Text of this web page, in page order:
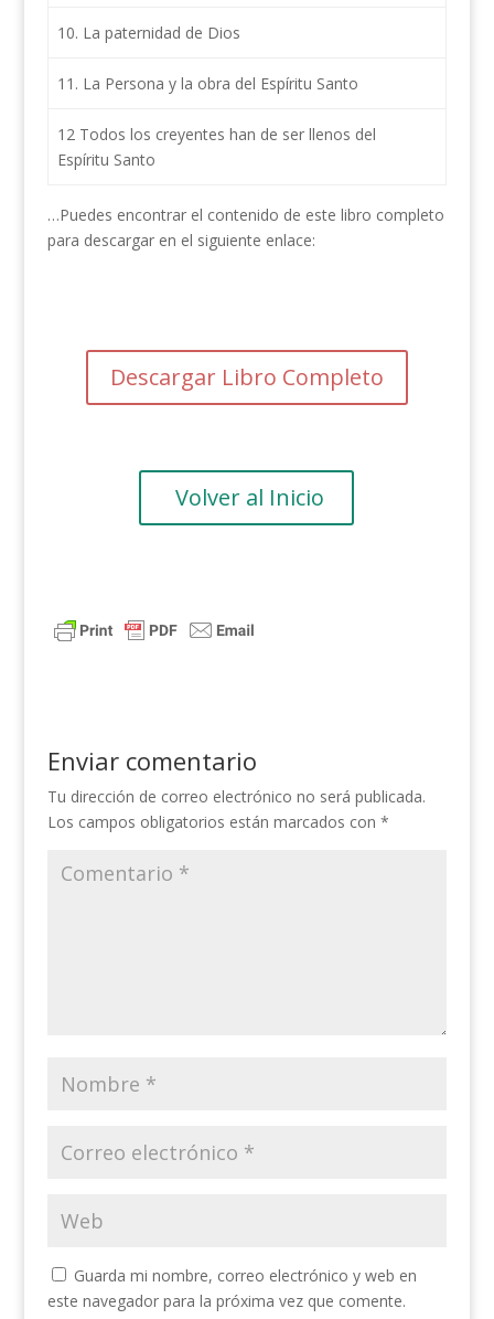
10. La paternidad de Dios
11. La Persona y la obra del Espíritu Santo
12 Todos los creyentes han de ser llenos del
Espíritu Santo
…Puedes encontrar el contenido de este libro completo
para descargar en el siguiente enlace:
Descargar Libro Completo
Volver al Inicio
Enviar comentario
Tu dirección de correo electrónico no será publicada.
Los campos obligatorios están marcados con *
Guarda mi nombre, correo electrónico y web en
este navegador para la próxima vez que comente.